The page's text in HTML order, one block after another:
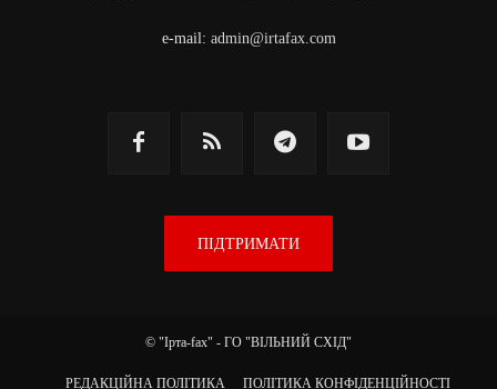
e-mail: admin@irtafax.com
ПІДТРИМАТИ
© "Ірта-fax" - ГО "ВІЛЬНИЙ СХІД"
РЕДАКЦІЙНА ПОЛІТИКА ПОЛІТИКА КОНФІДЕНЦІЙНОСТІ